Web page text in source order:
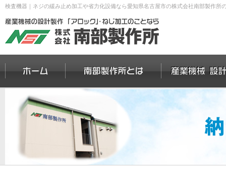
検査機器｜ネジの緩み止め加工や省力化設備なら愛知県名古屋市の株式会社南部製作所